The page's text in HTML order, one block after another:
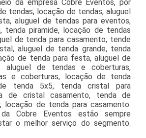
da empresa Cobre Eventos, por
tendas, locação de tendas, aluguel
aluguel de tendas para eventos,
tenda piramide, locação de tendas
de tenda para casamento, tende
aluguel de tenda grande, tenda
de tenda para festa, aluguel de
aluguel de tendas e coberturas,
e coberturas, locação de tenda
tenda 5x5, tenda cristal para
de cristal casamento, tenda de
locação de tenda para casamento.
Cobre Eventos estão sempre
o melhor serviço do segmento.